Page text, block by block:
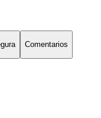
Comentarios